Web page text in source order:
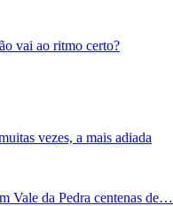
vai ao ritmo certo?
vezes, a mais adiada
Vale da Pedra centenas de…